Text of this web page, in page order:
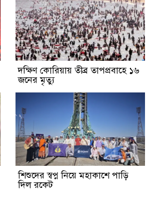
দক্ষিণ কোরিয়ায় তীব্র তাপপ্রবাহে ১৬
জনের মৃত্যু
শিশুদের স্বপ্ন নিয়ে মহাকাশে পাড়ি
দিল রকেট